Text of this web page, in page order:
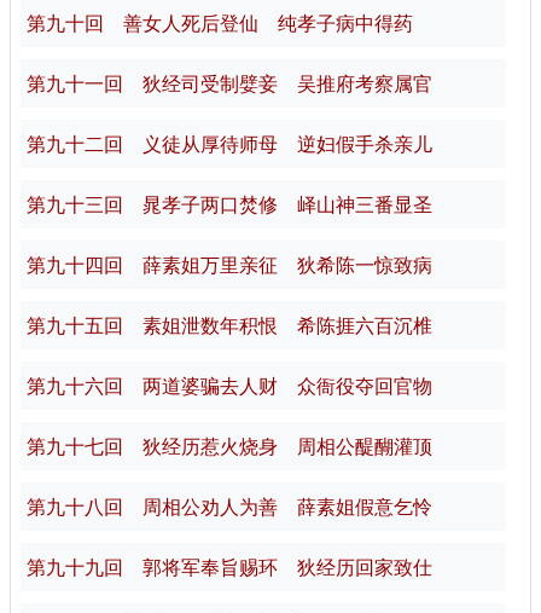
第九十回 善女人死后登仙 纯孝子病中得药
第九十一回 狄经司受制嬖妾 吴推府考察属官
第九十二回 义徒从厚待师母 逆妇假手杀亲儿
第九十三回 晁孝子两口焚修 峄山神三番显圣
第九十四回 薛素姐万里亲征 狄希陈一惊致病
第九十五回 素姐泄数年积恨 希陈捱六百沉椎
第九十六回 两道婆骗去人财 众衙役夺回官物
第九十七回 狄经历惹火烧身 周相公醍醐灌顶
第九十八回 周相公劝人为善 薛素姐假意乞怜
第九十九回 郭将军奉旨赐环 狄经历回家致仕